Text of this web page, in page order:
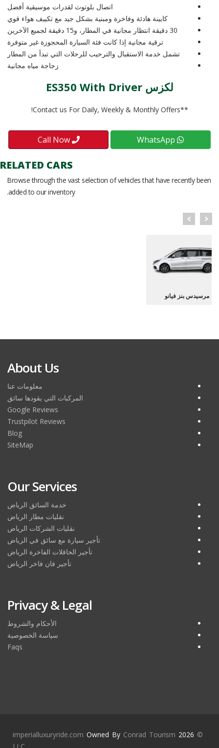
اتصال بلوتوث لقدرات موسيقية أفضل
كابينة هادئة وفاخرة ومبنية بشكل جيد مع تكييف هواء قوي
30 دقيقة انتظار مجانية في المطار، و15 دقيقة لجميع الآخرين
ترقية مجانية إذا كانت فئة السيارة المحجوزة غير متوفرة
تشمل خدمة الاستقبال والترحيب للرحلات التي تبدأ من المطار
زجاجة مياه مجانية
لكزس ES350 With Driver
**Contact us For Daily, Weekly & Monthly Offers!
WhatsApp
Call Now
RELATED CARS
Browse through the vast selection of vehicles that have recently been
added to our inventory.
مرسيدس بنز فيانو
About Us
معلومات عنا
المركبات التي يقودها سائق
Google Reviews
Trustpilot Reviews
Blog
SiteMap
Our Services
خدمة السائق الرياض
نقليات مطار الرياض
نقليات الشركات الرياض
تأجير سيارة مع سائق في الرياض
تأجير الحافلات الفاخرة الرياض
تأجير فان فاخر الرياض
Privacy & Legal
الأحكام والشروط
سياسة الخصوصية
Faqs
©
imperialluxuryride.com Owned By Conrad Tourism